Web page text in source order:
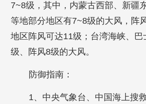
7~8级，其中，内蒙古西部、新疆
等地部分地区有7~8级的大风，阵
地区阵风可达11级；台湾海峡、巴
级、阵风8级的大风。
防御指南：
1、中央气象台、中国海上搜